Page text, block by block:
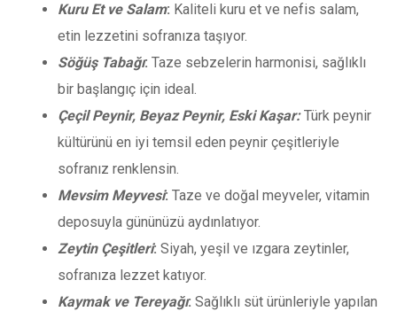
Kuru Et ve Salam: Kaliteli kuru et ve nefis salam,
etin lezzetini sofranıza taşıyor.
Söğüş Tabağı: Taze sebzelerin harmonisi, sağlıklı
bir başlangıç için ideal.
Çeçil Peynir, Beyaz Peynir, Eski Kaşar:Türk peynir
kültürünü en iyi temsil eden peynir çeşitleriyle
sofranız renklensin.
Mevsim Meyvesi: Taze ve doğal meyveler, vitamin
deposuyla gününüzü aydınlatıyor.
Zeytin Çeşitleri: Siyah, yeşil ve ızgara zeytinler,
sofranıza lezzet katıyor.
Kaymak ve Tereyağı: Sağlıklı süt ürünleriyle yapılan